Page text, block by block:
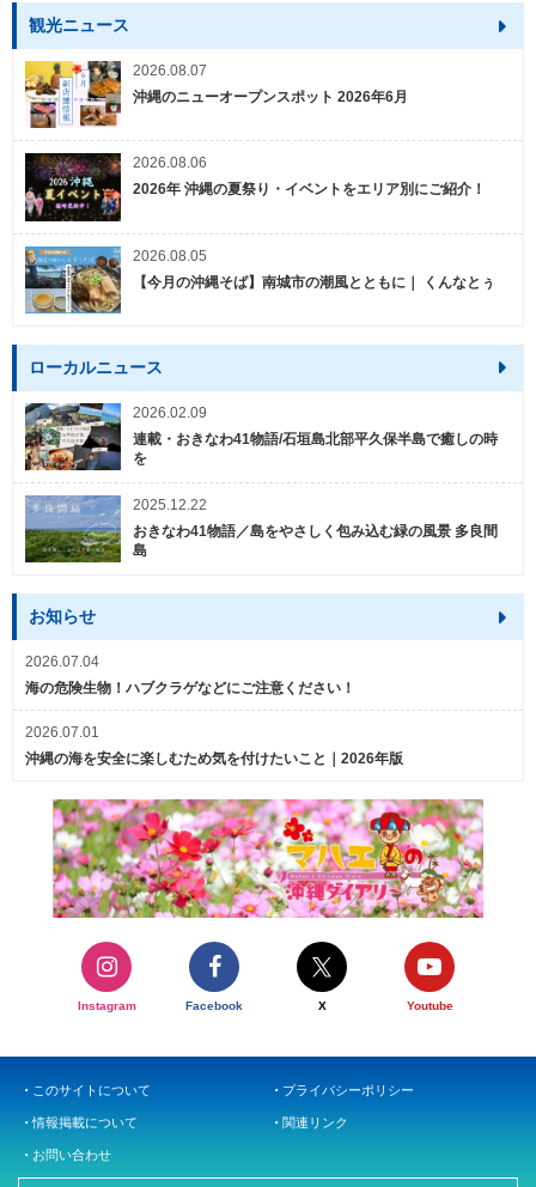
観光ニュース
2026.08.07
沖縄のニューオープンスポット 2026年6月
2026.08.06
2026年 沖縄の夏祭り・イベントをエリア別にご紹介！
2026.08.05
【今月の沖縄そば】南城市の潮風とともに｜ くんなとぅ
ローカルニュース
2026.02.09
連載・おきなわ41物語/石垣島北部平久保半島で癒しの時
を
2025.12.22
おきなわ41物語／島をやさしく包み込む緑の風景 多良間
島
お知らせ
2026.07.04
海の危険生物！ハブクラゲなどにご注意ください！
2026.07.01
沖縄の海を安全に楽しむため気を付けたいこと｜2026年版
Instagram Facebook X Youtube
このサイトについて プライバシーポリシー
情報掲載について 関連リンク
お問い合わせ